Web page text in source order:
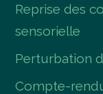
Reprise des
sensorielle
Perturbation
Compte-